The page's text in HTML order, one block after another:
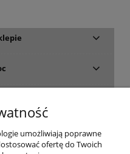
umożliwiają poprawne
ofertę do Twoich